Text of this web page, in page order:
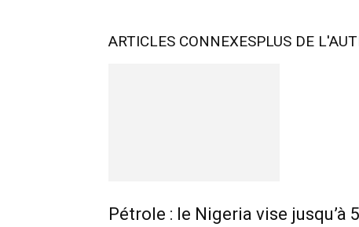
ARTICLES CONNEXESPLUS DE
Pétrole : le Nigeria vise jusqu’à